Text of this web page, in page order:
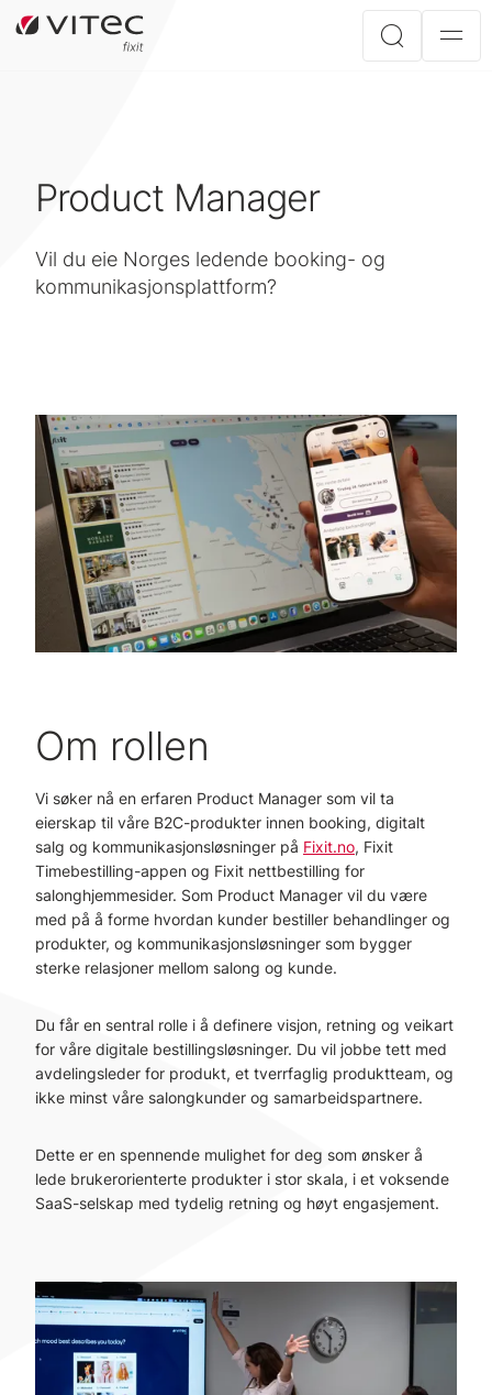
Product Manager
Vil du eie Norges ledende booking- og
kommunikasjonsplattform?
Om rollen
Vi søker nå en erfaren Product Manager som vil ta
eierskap til våre B2C-produkter innen booking, digitalt
salg og kommunikasjonsløsninger på Fixit.no, Fixit
Timebestilling-appen og Fixit nettbestilling for
salonghjemmesider. Som Product Manager vil du være
med på å forme hvordan kunder bestiller behandlinger og
produkter, og kommunikasjonsløsninger som bygger
sterke relasjoner mellom salong og kunde.
Du får en sentral rolle i å definere visjon, retning og veikart
for våre digitale bestillingsløsninger. Du vil jobbe tett med
avdelingsleder for produkt, et tverrfaglig produktteam, og
ikke minst våre salongkunder og samarbeidspartnere.
Dette er en spennende mulighet for deg som ønsker å
lede brukerorienterte produkter i stor skala, i et voksende
SaaS-selskap med tydelig retning og høyt engasjement.